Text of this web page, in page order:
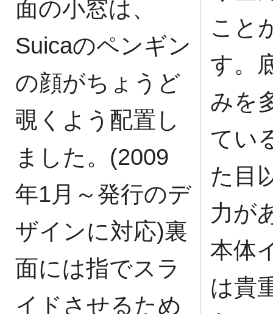
面の小窓は、
Suicaのペンギン
の顔がちょうど
覗くよう配置し
ました。(2009
年1月～発行のデ
ザインに対応)裏
面には指でスラ
イドさせるため
こと
す。
みを
てい
た目
力が
本体
は貴